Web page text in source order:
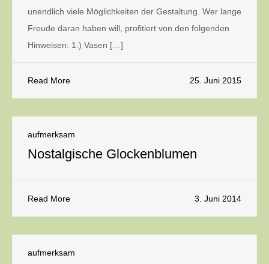
unendlich viele Möglichkeiten der Gestaltung. Wer lange
Freude daran haben will, profitiert von den folgenden
Hinweisen: 1.) Vasen […]
Read More 25. Juni 2015
aufmerksam
Nostalgische Glockenblumen
Read More 3. Juni 2014
aufmerksam